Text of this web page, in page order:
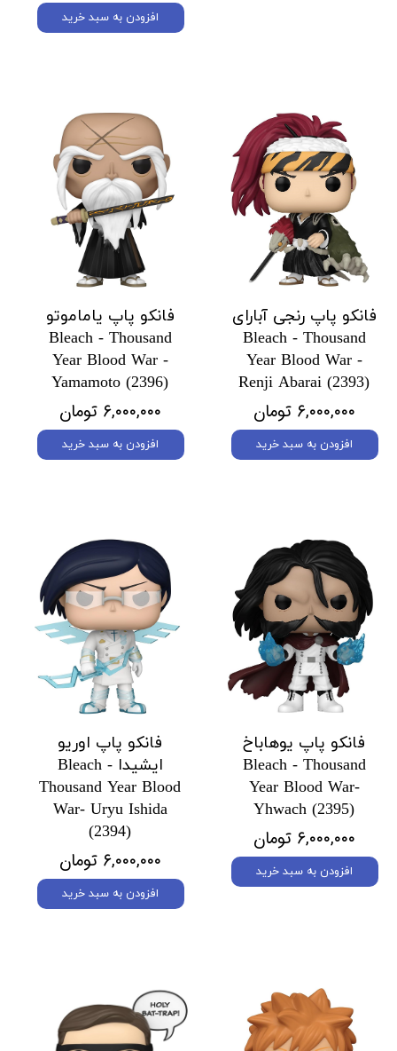
افزودن به سبد خرید
فانکو پاپ رنجی آبارای
Bleach - Thousand
Year Blood War -
Renji Abarai (2393)
۶,۰۰۰,۰۰۰ تومان
افزودن به سبد خرید
فانکو پاپ یاماموتو
Bleach - Thousand
Year Blood War -
Yamamoto (2396)
۶,۰۰۰,۰۰۰ تومان
افزودن به سبد خرید
فانکو پاپ یوهاباخ
Bleach - Thousand
Year Blood War-
Yhwach (2395)
۶,۰۰۰,۰۰۰ تومان
افزودن به سبد خرید
فانکو پاپ اوریو
ایشیدا Bleach -
Thousand Year Blood
War- Uryu Ishida
(2394)
۶,۰۰۰,۰۰۰ تومان
افزودن به سبد خرید